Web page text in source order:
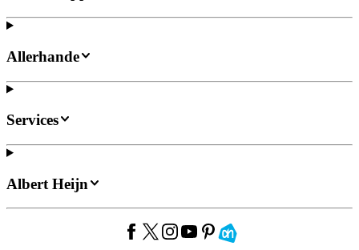
Allerhande
Services
Albert Heijn